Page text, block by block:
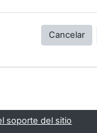
Cancelar
soporte del sitio